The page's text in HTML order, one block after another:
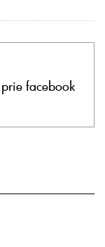
facebook